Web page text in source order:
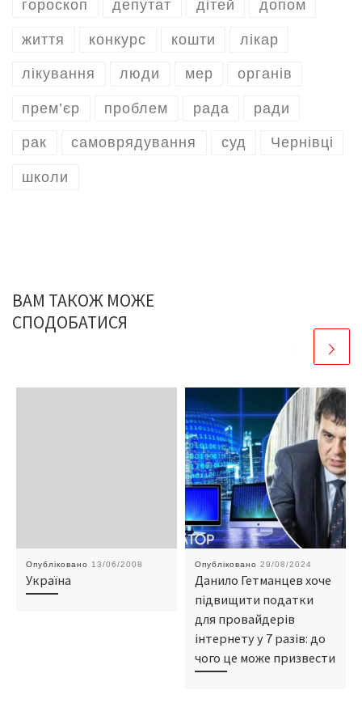
гороскоп депутат дітей допом
життя конкурс кошти лікар
лікування люди мер органів
прем’єр проблем рада ради
рак самоврядування суд Чернівці
школи
ВАМ ТАКОЖ МОЖЕ
СПОДОБАТИСЯ
Опубліковано 13/06/2008
Україна
Опубліковано 29/08/2024
Данило Гетманцев хоче
підвищити податки
для провайдерів
інтернету у 7 разів: до
чого це може призвести